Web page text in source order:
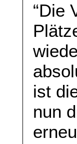
“Die
ist
nun